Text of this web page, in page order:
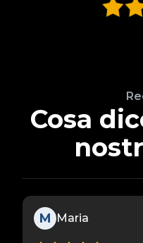
Cosa
M Maria